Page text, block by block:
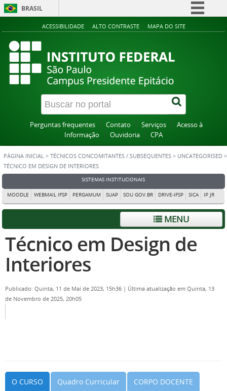
BRASIL
Simplifique!
Participe
Legislação
ACESSIBILIDADE ALTO CONTRASTE MAPA DO SITE
Perguntas frequentes Contato Serviços
Acesso à
Informação
Ouvidoria CPA
PÁGINA INICIAL > TÉCNICOS CONCOMITANTES / SUBSEQUENTES > UNCATEGORISED >
TÉCNICO EM DESIGN DE INTERIORES
SISTEMAS INSTITUCIONAIS
MOODLE WEBMAIL IFSP PERGAMUM SUAP SOU GOV.BR DRIVE-IFSP SICA IP JR
MENU
Técnico em Design de
Interiores
Publicado: Quinta, 11 de Mai de 2023, 15h36 | Última atualização em Quinta, 13
de Novembro de 2025, 20h05
O CURSO Quadro Curricular
CORPO DOCENTE